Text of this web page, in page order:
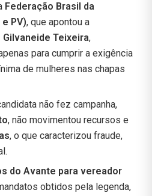
Federação Brasil da
e PV), que apontou a
Teixeira,
para cumprir a exigência
de mulheres nas chapas
não fez campanha,
, não movimentou recursos e
, o que caracterizou fraude,
do Avante para vereador
obtidos pela legenda,